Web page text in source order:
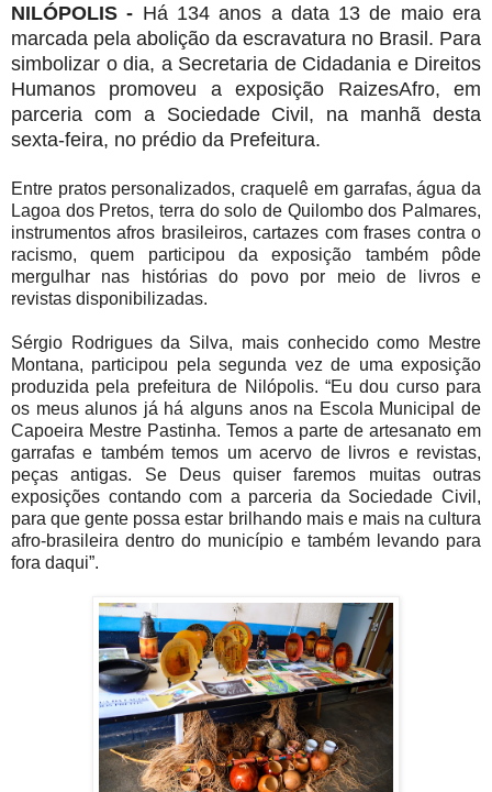
NILÓPOLIS - Há 134 anos a data 13 de maio era
marcada pela abolição da escravatura no Brasil. Para
simbolizar o dia, a Secretaria de Cidadania e Direitos
Humanos promoveu a exposição RaizesAfro, em
parceria com a Sociedade Civil, na manhã desta
sexta-feira, no prédio da Prefeitura.
Entre pratos personalizados, craquelê em garrafas, água da
Lagoa dos Pretos, terra do solo de Quilombo dos Palmares,
instrumentos afros brasileiros, cartazes com frases contra o
racismo, quem participou da exposição também pôde
mergulhar nas histórias do povo por meio de livros e
revistas disponibilizadas.
Sérgio Rodrigues da Silva, mais conhecido como Mestre
Montana, participou pela segunda vez de uma exposição
produzida pela prefeitura de Nilópolis. “Eu dou curso para
os meus alunos já há alguns anos na Escola Municipal de
Capoeira Mestre Pastinha. Temos a parte de artesanato em
garrafas e também temos um acervo de livros e revistas,
peças antigas. Se Deus quiser faremos muitas outras
exposições contando com a parceria da Sociedade Civil,
para que gente possa estar brilhando mais e mais na cultura
afro-brasileira dentro do município e também levando para
fora daqui”.